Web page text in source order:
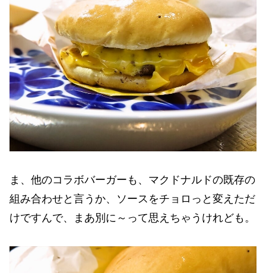
ま、他のコラボバーガーも、マクドナルドの既存の
組み合わせと言うか、ソースをチョロっと変えただ
けですんで、まあ別に～って思えちゃうけれども。